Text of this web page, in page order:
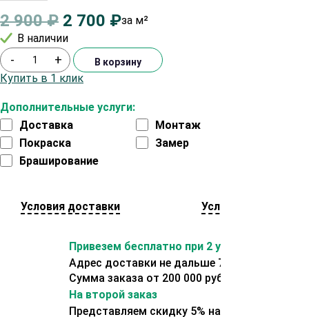
2 900₽ 2 700 ₽за м²
В наличии
Дополнительные услуги:
Доставка
Монтаж
Покраска
Замер
Браширование
- + В корзину
Купить в 1 клик
Условия доставки Условия оплаты
Привезем бесплатно при 2 условиях:
Адрес доставки не дальше 70 км от склада.
Сумма заказа от 200 000 рублей.
На второй заказ
Представляем скидку 5% на второй заказ